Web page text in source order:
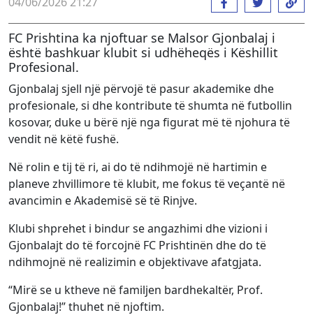
FC Prishtina ka njoftuar se Malsor Gjonbalaj i
është bashkuar klubit si udhëheqës i Këshillit
Profesional.
Gjonbalaj sjell një përvojë të pasur akademike dhe
profesionale, si dhe kontribute të shumta në futbollin
kosovar, duke u bërë një nga figurat më të njohura të
vendit në këtë fushë.
Në rolin e tij të ri, ai do të ndihmojë në hartimin e
planeve zhvillimore të klubit, me fokus të veçantë në
avancimin e Akademisë së të Rinjve.
Klubi shprehet i bindur se angazhimi dhe vizioni i
Gjonbalajt do të forcojnë FC Prishtinën dhe do të
ndihmojnë në realizimin e objektivave afatgjata.
“Mirë se u ktheve në familjen bardhekaltër, Prof.
Gjonbalaj!” thuhet në njoftim.